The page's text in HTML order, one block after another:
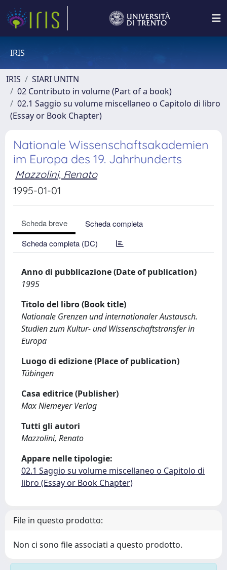
IRIS
IRIS
SIARI UNITN
02 Contributo in volume (Part of a book)
02.1 Saggio su volume miscellaneo o Capitolo di libro
(Essay or Book Chapter)
Nationale Wissenschaftsakademien
im Europa des 19. Jahrhunderts
Mazzolini, Renato
1995-01-01
Scheda breve
Scheda completa
Scheda completa (DC)
Anno di pubblicazione (Date of publication)
1995
Titolo del libro (Book title)
Nationale Grenzen und internationaler Austausch.
Studien zum Kultur- und Wissenschaftstransfer in
Europa
Luogo di edizione (Place of publication)
Tübingen
Casa editrice (Publisher)
Max Niemeyer Verlag
Tutti gli autori
Mazzolini, Renato
Appare nelle tipologie:
02.1 Saggio su volume miscellaneo o Capitolo di
libro (Essay or Book Chapter)
File in questo prodotto:
Non ci sono file associati a questo prodotto.